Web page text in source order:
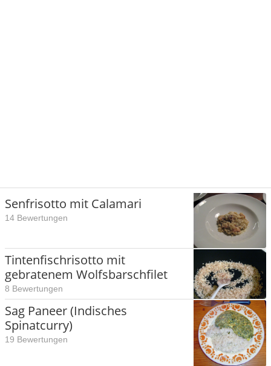
Senfrisotto mit Calamari
14 Bewertungen
Tintenfischrisotto mit
gebratenem Wolfsbarschfilet
8 Bewertungen
Sag Paneer (Indisches
Spinatcurry)
19 Bewertungen